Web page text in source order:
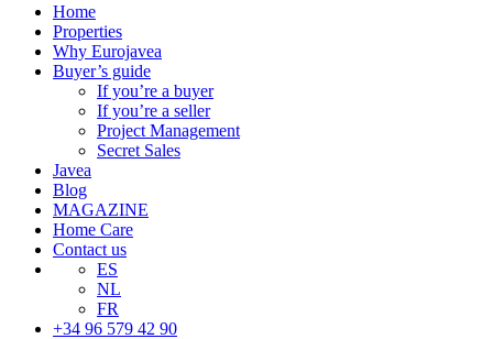
Home
Properties
Why Eurojavea
Buyer’s guide
If you’re a buyer
If you’re a seller
Project Management
Secret Sales
Javea
Blog
MAGAZINE
Home Care
Contact us
ES
NL
FR
+34 96 579 42 90